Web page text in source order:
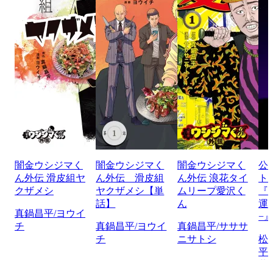
闇金ウシジマく
ん外伝 滑皮組ヤ
クザメシ
真鍋昌平/ヨウイ
チ
闇金ウシジマく
ん外伝 滑皮組
ヤクザメシ【単
話】
真鍋昌平/ヨウイ
チ
闇金ウシジマく
ん外伝 浪花タイ
ムリープ愛沢く
ん
真鍋昌平/サササ
ニサトシ
公
運
−
松
平/